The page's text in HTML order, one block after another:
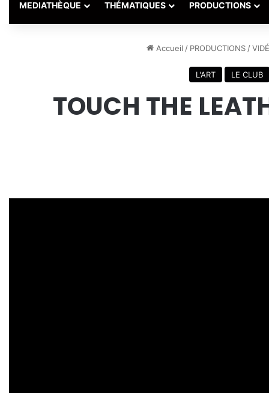
MEDIATHÈQUE THÉMATIQUES PRODUCTIONS
Accueil / PRODUCTIONS /
L'ART LE CLUB
TOUCH THE